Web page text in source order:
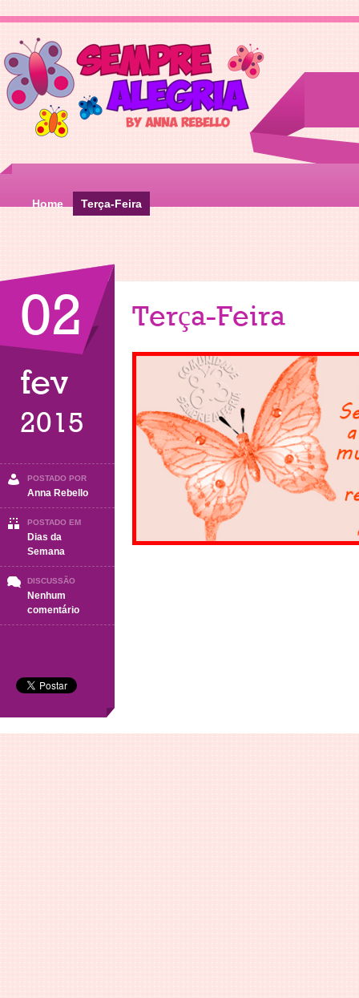
Home Terça-Feira
02
fev
2015
POSTADO POR
Anna Rebello
POSTADO EM
Dias da
Semana
DISCUSSÃO
Nenhum
comentárioem
Terça-
Terça-Feira